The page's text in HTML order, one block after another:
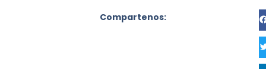
Compartenos: